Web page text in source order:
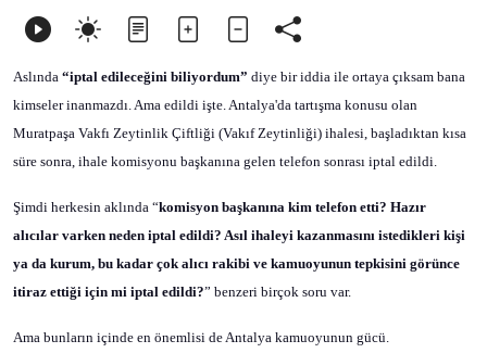
Aslında “iptal edileceğini biliyordum” diye bir iddia ile ortaya çıksam bana
kimseler inanmazdı. Ama edildi işte. Antalya'da tartışma konusu olan
Muratpaşa Vakfı Zeytinlik Çiftliği (Vakıf Zeytinliği) ihalesi, başladıktan kısa
süre sonra, ihale komisyonu başkanına gelen telefon sonrası iptal edildi.
Şimdi herkesin aklında “komisyon başkanına kim telefon etti? Hazır
alıcılar varken neden iptal edildi? Asıl ihaleyi kazanmasını istedikleri kişi
ya da kurum, bu kadar çok alıcı rakibi ve kamuoyunun tepkisini görünce
itiraz ettiği için mi iptal edildi?” benzeri birçok soru var.
Ama bunların içinde en önemlisi de Antalya kamuoyunun gücü.